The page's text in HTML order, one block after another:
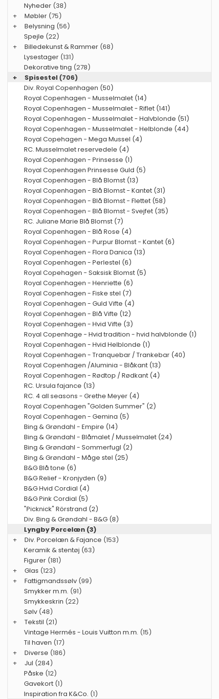
Nyheder (38)
+
Møbler (75)
+
Belysning (56)
Spejle (22)
+
Billedekunst & Rammer (68)
Lysestager (131)
Dekorative ting (278)
+
Spisestel (706)
Div. Royal Copenhagen (50)
Royal Copenhagen - Musselmalet (14)
Royal Copenhagen - Musselmalet - Riflet (141)
Royal Copenhagen - Musselmalet - Halvblonde (51)
Royal Copenhagen - Musselmalet - Helblonde (44)
Royal Copehagen - Mega Mussel (4)
RC. Musselmalet reservedele (4)
Royal Copenhagen - Prinsesse (1)
Royal Copenhagen Prinsesse Guld (5)
Royal Copenhagen - Blå Blomst (13)
Royal Copenhagen - Blå Blomst - Kantet (31)
Royal Copenhagen - Blå Blomst - Flettet (58)
Royal Copenhagen - Blå Blomst - Svejfet (35)
RC. Juliane Marie Blå Blomst (7)
Royal Copenhagen - Blå Rose (4)
Royal Copenhagen - Purpur Blomst - Kantet (6)
Royal Copenhagen - Flora Danica (13)
Royal Copenhagen - Perlestel (6)
Royal Copehagen - Saksisk Blomst (5)
Royal Copenhagen - Henriette (6)
Royal Copenhagen - Fiske stel (7)
Royal Copenhagen - Guld Vifte (4)
Royal Copenhagen - Blå Vifte (12)
Royal Copenhagen - Hvid Vifte (3)
Royal Copenhage - Hvid tradition - hvid halvblonde (1)
Royal Copenhagen - Hvid Helblonde (1)
Royal Copenhagen - Tranquebar / Trankebar (40)
Royal Copenhagen /Aluminia - Blåkant (13)
Royal Copenhagen - Rødtop / Rødkant (4)
RC. Ursula fajance (13)
RC. 4 all seasons - Grethe Meyer (4)
Royal Copenhagen "Golden Summer" (2)
Royal Copenhagen - Gemina (5)
Bing & Grøndahl - Empire (14)
Bing & Grøndahl - Blåmalet / Musselmalet (24)
Bing & Grøndahl - Sommerfugl (2)
Bing & Grøndahl - Måge stel (25)
B&G Blå tone (6)
B&G Relief - Kronjyden (9)
B&G Hvid Cordial (4)
B&G Pink Cordial (5)
"Picknick" Rörstrand (2)
Div. Bing & Grøndahl - B&G (8)
Lyngby Porcelæn (3)
+
Div. Porcelæn & Fajance (153)
Keramik & stentøj (63)
Figurer (181)
+
Glas (123)
+
Fattigmandssølv (99)
Smykker m.m. (91)
Smykkeskrin (22)
Sølv (48)
+
Tekstil (21)
Vintage Hermés - Louis Vuitton m.m. (15)
Til haven (17)
+
Diverse (186)
+
Jul (284)
Påske (12)
Gavekort (1)
Inspiration fra K&Co. (1)